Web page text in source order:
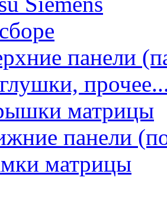
панели
матрицы
панели
матрицы